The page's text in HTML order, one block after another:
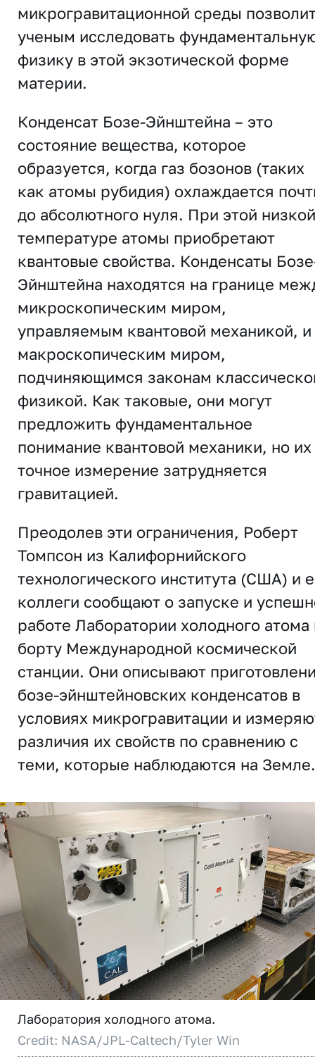
микрогравитационной среды
ученым исследовать
физику в этой экзотической форме
материи.
Конденсат Бозе-Эйнштейна – это
состояние вещества, которое
образуется, когда газ бозонов (таких
как атомы рубидия) охлаждается
до абсолютного нуля. При этой низкой
температуре атомы приобретают
квантовые свойства. Конденсаты
Эйнштейна находятся на границе
микроскопическим миром,
управляемым квантовой механикой, и
макроскопическим миром,
подчиняющимся законам
физикой. Как таковые, они могут
предложить фундаментальное
понимание квантовой механики, но их
точное измерение затрудняется
гравитацией.
Преодолев эти ограничения, Роберт
Томпсон из Калифорнийского
технологического института (США) и
коллеги сообщают о запуске и
работе Лаборатории холодного атома
борту Международной космической
станции. Они описывают
бозе-эйнштейновских конденсатов в
условиях микрогравитации и
различия их свойств по сравнению с
теми, которые наблюдаются на Земле.
Лаборатория холодного атома.
Credit: NASA/JPL-Caltech/Tyler Win